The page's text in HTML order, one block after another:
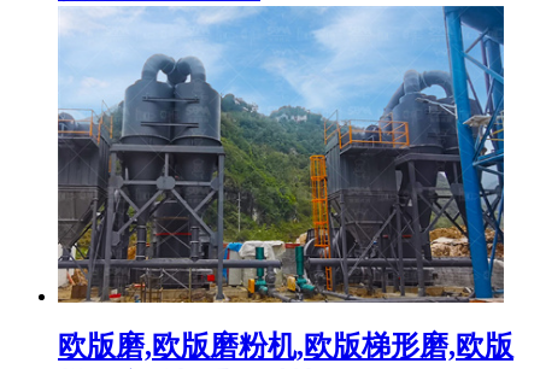
欧版磨,欧版磨粉机,欧版梯形磨,欧版